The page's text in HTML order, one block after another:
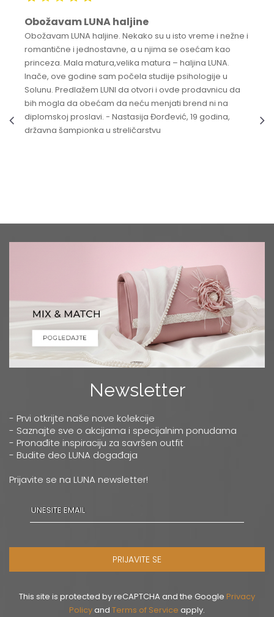
Obožavam LUNA haljine
Obožavam LUNA haljine. Nekako su u isto vreme i nežne i
romantične i jednostavne, a u njima se osećam kao
princeza. Mala matura,velika matura – haljina LUNA.
Inače, ove godine sam počela studije psihologije u
Solunu. Predlažem LUNI da otvori i ovde prodavnicu da
bih mogla da obećam da neću menjati brend ni na
diplomskoj proslavi. - Nastasija Đorđević, 19 godina,
državna šampionka u streličarstvu
Newsletter
- Prvi otkrijte naše nove kolekcije
- Saznajte sve o akcijama i specijalnim ponudama
- Pronađite inspiraciju za savršen outfit
- Budite deo LUNA događaja
Prijavite se na LUNA newsletter!
PRIJAVITE SE
This site is protected by reCAPTCHA and the Google Privacy
Policyand Terms of Service apply.